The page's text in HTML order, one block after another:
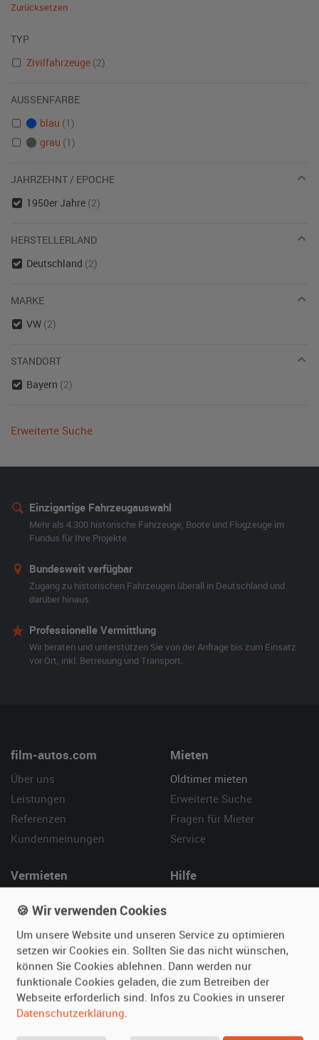
Zurücksetzen
TYP
Zivilfahrzeuge (2)
AUSSENFARBE
blau (1)
grau (1)
JAHRZEHNT / EPOCHE
1950er Jahre (2)
HERSTELLERLAND
Deutschland (2)
MARKE
VW (2)
STANDORT
Bayern (2)
Erweiterte Suche
Einzigartige Fahrzeugauswahl
Mehr als 4.300 historische Fahrzeuge, Boote und Flugzeuge im
Fundus für Ihre Projekte.
Bundesweit verfügbar
Zugang zu historischen Fahrzeugen überall in Deutschland und
darüber hinaus.
Professionelle Vermittlung
Wir beraten und unterstützen Sie von der Anfrage bis zum Einsatz
vor Ort, inkl. Betreuung und Transport.
film-autos.com
Über uns
Leistungen
Referenzen
Kundenmeinungen
Mieten
Oldtimer mieten
Erweiterte Suche
Fragen für Mieter
Service
Vermieten
Fotos senden
Fragen für Vermieter
Inserat verwalten
Hilfe
Kontakt
SPECIAL
Berühmte Filmautos –
🍪 Wir verwenden Cookies
Um unsere Website und unseren Service zu optimieren
setzen wir Cookies ein. Sollten Sie das nicht wünschen,
können Sie Cookies ablehnen. Dann werden nur
funktionale Cookies geladen, die zum Betreiben der
Webseite erforderlich sind. Infos zu Cookies in unserer
Datenschutzerklärung.